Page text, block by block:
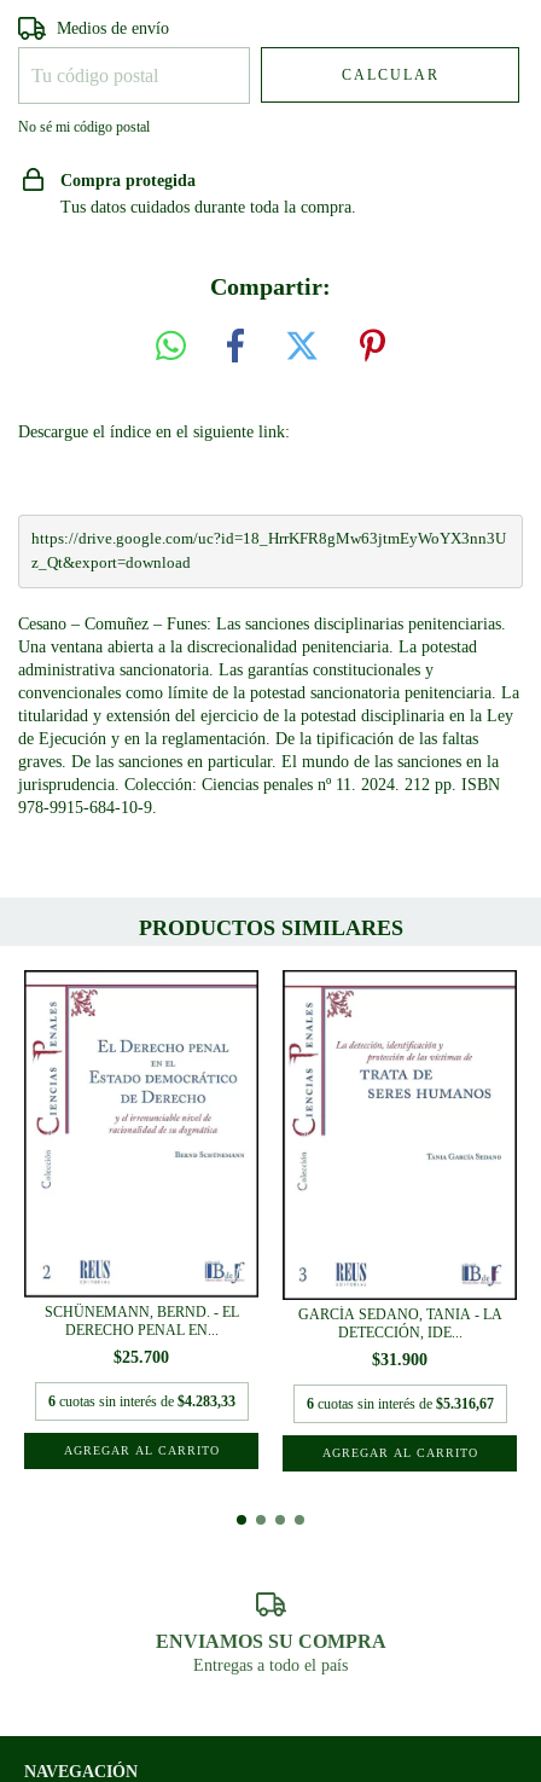
Entregas para el CP:
Medios de envío
CALCULAR
No sé mi código postal
Compra protegida
Tus datos cuidados durante toda la compra.
Compartir:
Descargue el índice en el siguiente link:
https://drive.google.com/uc?id=18_HrrKFR8gMw63jtmEyWoYX3nn3U
z_Qt&export=download
Cesano – Comuñez – Funes: Las sanciones disciplinarias penitenciarias.
Una ventana abierta a la discrecionalidad penitenciaria. La potestad
administrativa sancionatoria. Las garantías constitucionales y
convencionales como límite de la potestad sancionatoria penitenciaria. La
titularidad y extensión del ejercicio de la potestad disciplinaria en la Ley
de Ejecución y en la reglamentación. De la tipificación de las faltas
graves. De las sanciones en particular. El mundo de las sanciones en la
jurisprudencia. Colección: Ciencias penales nº 11. 2024. 212 pp. ISBN
978-9915-684-10-9.
PRODUCTOS SIMILARES
SCHÜNEMANN, BERND. - EL
DERECHO PENAL EN...
$25.700
6 cuotas sin interés de $4.283,33
GARCÍA SEDANO, TANIA - LA
DETECCIÓN, IDE...
$31.900
6 cuotas sin interés de $5.316,67
ENVIAMOS SU COMPRA
Entregas a todo el país
NAVEGACIÓN